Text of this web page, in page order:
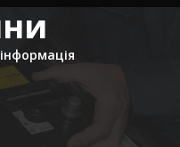
з авто